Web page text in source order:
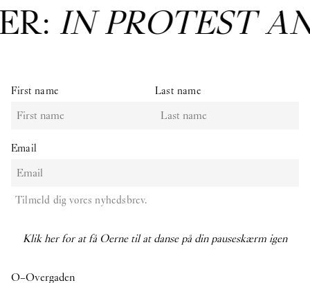
IN PROTEST
First name Last name
Email
Tilmeld dig vores nyhedsbrev.
Klik her for at få Oerne til at danse på din pauseskærm igen
O–Overgaden